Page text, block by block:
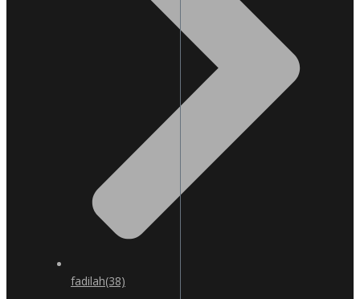
fadilah(38)